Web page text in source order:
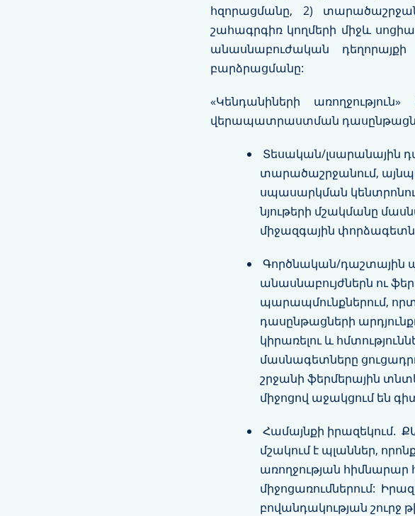
հզորացմանը, 2)
շահագրգիռ կողմերի միջև
անասնաբուժական
բարձրացմանը:
«Կենդանիների
վերապատրաստման
Տեսական/լսարանային
տարածաշրջանում,
սպասարկման
նյութերի մշակմանը
միջազգային
Գործնական/դաշտային
անասնաբույժներն ու
պարապմունքներում,
դասընթացների
կիրառելու և
մասնագետները
շրջանի ֆերմերային
միջոցով աջակցում են
Համայնքի իրազեկում.
մշակում է պլաններ,
առողջության հիմնարար
միջոցառումներում:
բովանդակության շուրջ